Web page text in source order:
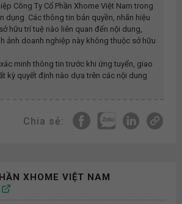
Công Ty Cổ Phần Xhome Việt Nam trong
dụng. Các thông tin bản quyền, nhãn hiệu
hữu trí tuệ nào liên quan đến nội dung,
ảnh doanh nghiệp này không thuộc sở hữu
minh thông tin trước khi ứng tuyển, giao
kỳ quyết định nào dựa trên các nội dung
Chia sẻ:
XHOME VIỆT NAM